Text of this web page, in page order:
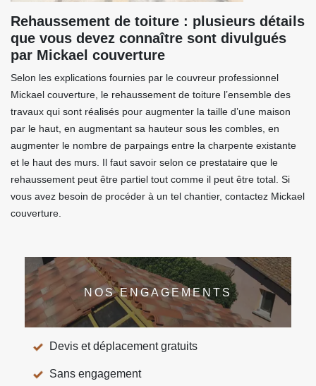
Rehaussement de toiture : plusieurs détails
que vous devez connaître sont divulgués
par Mickael couverture
Selon les explications fournies par le couvreur professionnel
Mickael couverture, le rehaussement de toiture l’ensemble des
travaux qui sont réalisés pour augmenter la taille d’une maison
par le haut, en augmentant sa hauteur sous les combles, en
augmenter le nombre de parpaings entre la charpente existante
et le haut des murs. Il faut savoir selon ce prestataire que le
rehaussement peut être partiel tout comme il peut être total. Si
vous avez besoin de procéder à un tel chantier, contactez Mickael
couverture.
NOS ENGAGEMENTS
Devis et déplacement gratuits
Sans engagement